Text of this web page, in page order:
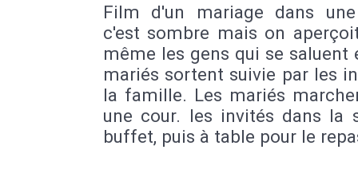
Film d'un mariage dans
c'est sombre mais on
même les gens qui se saluent
mariés sortent suivie par les
la famille. Les mariés
une cour. les invités dans la
buffet, puis à table pour le